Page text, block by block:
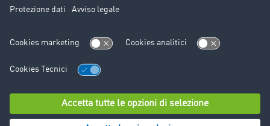
Cookie-Einstellungen
Assistenza